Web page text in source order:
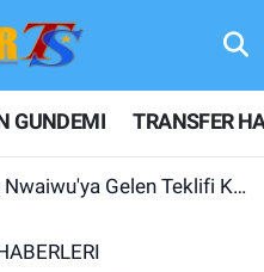
GUNDEMI TRANSFER
Gelen Teklifi Kabul Etmedi!